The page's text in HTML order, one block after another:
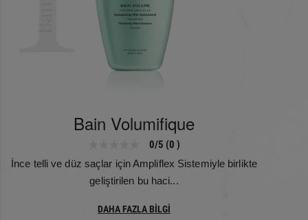
Benzoate - Hydroxypropyl Guar Hydroxypropyltrimonium
Chloride - Lactic Acid - Alcohol Denat.- Polyquaternium-30 -
Salicylic Acid - Carbomer - Amyl Cinnamal - Hexyl Cinnamal
- Benzyl Alcohol - Linalool - Hydroxycitronellal - Butylphenyl
Bain Volumifique
0/5 (0 )
İnce telli ve düz saçlar için Ampliflex Sistemiyle birlikte
geliştirilen bu haci...
DAHA FAZLA BİLGİ